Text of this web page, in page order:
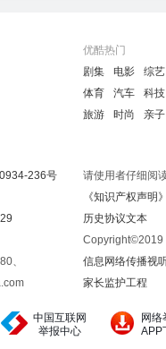
优酷热门
剧集
电影
综艺
体育
汽车
科技
旅游
时尚 亲子
236号
、
请使用者仔细阅
《知识产权声明
历史协议文本
Copyright©2019
信息网络传播视
家长监护工程
中国互联网
举报中心
网络
APP